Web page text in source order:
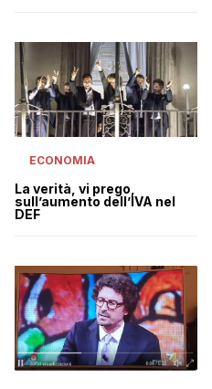
ECONOMIA
La verità, vi prego,
sull’aumento dell’IVA nel
DEF